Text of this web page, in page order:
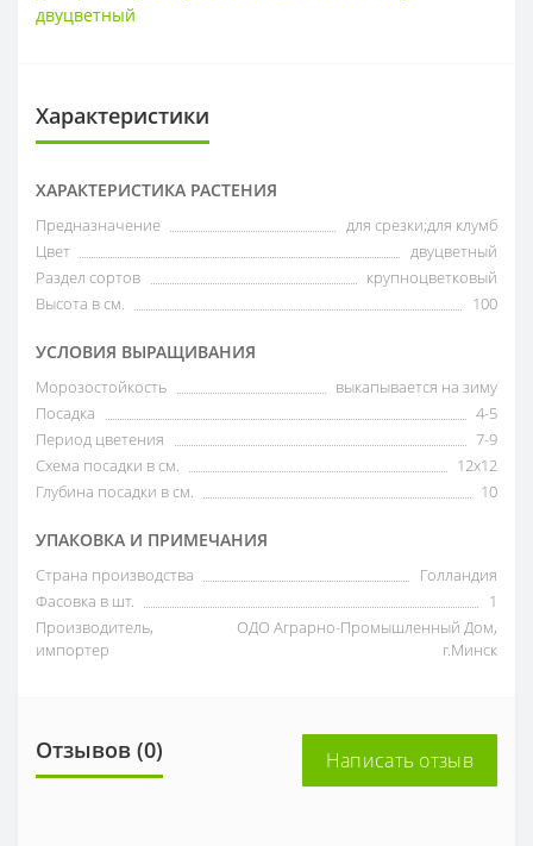
двуцветный
Характеристики
ХАРАКТЕРИСТИКА РАСТЕНИЯ
Предназначение
для срезки;для клумб
Цвет
двуцветный
Раздел сортов
крупноцветковый
Высота в см.
100
УСЛОВИЯ ВЫРАЩИВАНИЯ
Морозостойкость
выкапывается на зиму
Посадка
4-5
Период цветения
7-9
Схема посадки в см.
12х12
Глубина посадки в см.
10
УПАКОВКА И ПРИМЕЧАНИЯ
Страна производства
Голландия
Фасовка в шт.
1
Производитель,
импортер
ОДО Аграрно-Промышленный Дом,
г.Минск
Отзывов (0) Написать отзыв